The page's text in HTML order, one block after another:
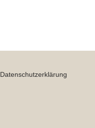
Datenschutzerklärung